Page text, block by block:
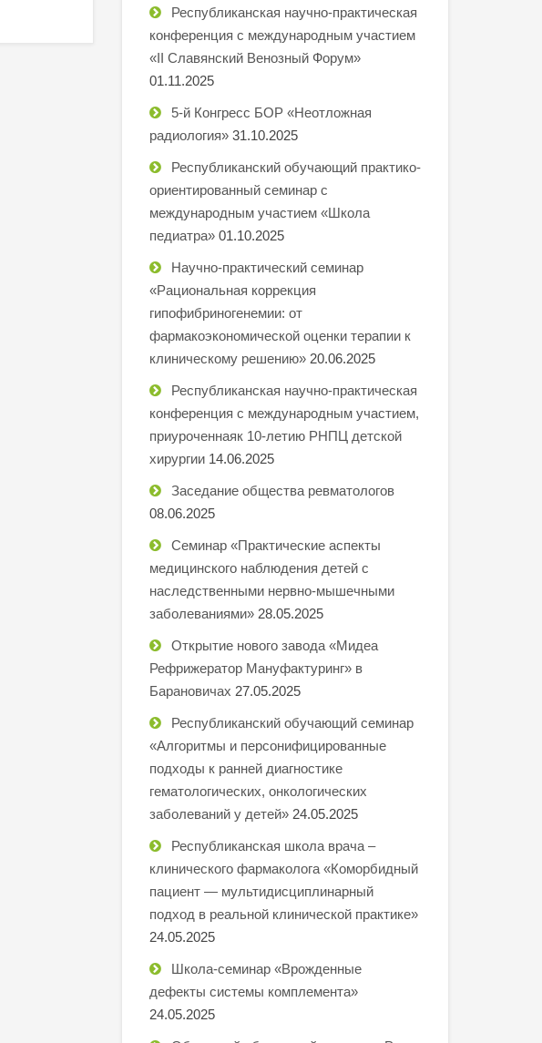
Республиканская научно-практическая
конференция с международным участием
«II Славянский Венозный Форум»
01.11.2025
5-й Конгресс БОР «Неотложная
радиология» 31.10.2025
Республиканский обучающий практико-
ориентированный семинар с
международным участием «Школа
педиатра» 01.10.2025
Научно-практический семинар
«Рациональная коррекция
гипофибриногенемии: от
фармакоэкономической оценки терапии к
клиническому решению» 20.06.2025
Республиканская научно-практическая
конференция с международным участием,
приуроченнаяк 10-летию РНПЦ детской
хирургии 14.06.2025
Заседание общества ревматологов
08.06.2025
Семинар «Практические аспекты
медицинского наблюдения детей с
наследственными нервно-мышечными
заболеваниями» 28.05.2025
Открытие нового завода «Мидеа
Рефрижератор Мануфактуринг» в
Барановичах 27.05.2025
Республиканский обучающий семинар
«Алгоритмы и персонифицированные
подходы к ранней диагностике
гематологических, онкологических
заболеваний у детей» 24.05.2025
Республиканская школа врача –
клинического фармаколога «Коморбидный
пациент — мультидисциплинарный
подход в реальной клинической практике»
24.05.2025
Школа-семинар «Врожденные
дефекты системы комплемента»
24.05.2025